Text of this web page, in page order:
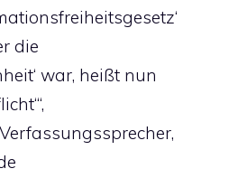
die
war, heißt nun